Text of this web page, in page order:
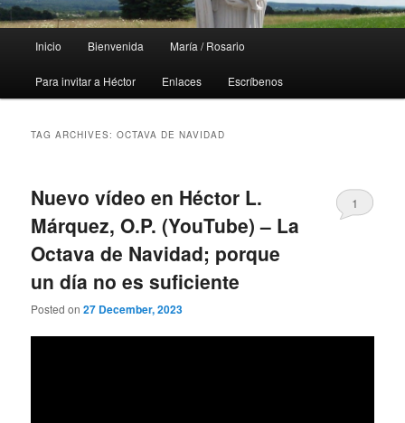
Inicio Bienvenida María / Rosario
Para invitar a Héctor Enlaces Escríbenos
TAG ARCHIVES:OCTAVA DE NAVIDAD
Nuevo vídeo en Héctor L.
Márquez, O.P. (YouTube) – La
Octava de Navidad; porque
un día no es suficiente
Posted on27 December, 2023
1